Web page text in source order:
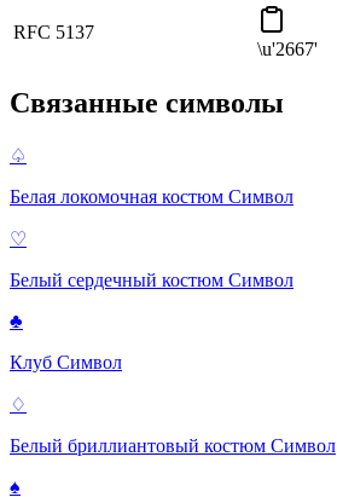
RFC 5137
\u'2667'
Связанные символы
♤
Белая локомочная костюм Символ
♡
Белый сердечный костюм Символ
♣
Клуб Символ
♢
Белый бриллиантовый костюм Символ
♠